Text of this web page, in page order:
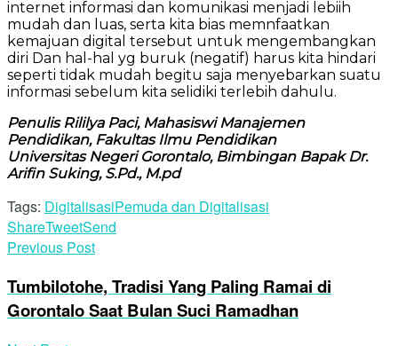
internet informasi dan komunikasi menjadi lebiih
mudah dan luas, serta kita bias memnfaatkan
kemajuan digital tersebut untuk mengembangkan
diri Dan hal-hal yg buruk (negatif) harus kita hindari
seperti tidak mudah begitu saja menyebarkan suatu
informasi sebelum kita selidiki terlebih dahulu.
Penulis Rililya Paci, Mahasiswi Manajemen
Pendidikan, Fakultas Ilmu Pendidikan
Universitas Negeri Gorontalo, Bimbingan Bapak Dr.
Arifin Suking, S.Pd., M.pd
Tags: DigitalisasiPemuda dan Digitalisasi
ShareTweetSend
Previous Post
Tumbilotohe, Tradisi Yang Paling Ramai di
Gorontalo Saat Bulan Suci Ramadhan